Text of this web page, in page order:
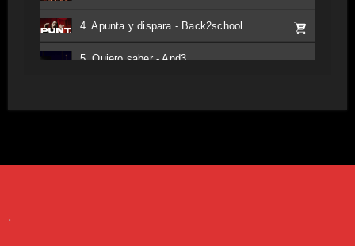
4. Apunta y dispara - Back2school
5. Quiero saber - And3
.